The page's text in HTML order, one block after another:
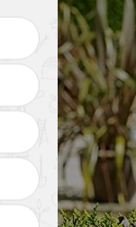
Pose de clôture